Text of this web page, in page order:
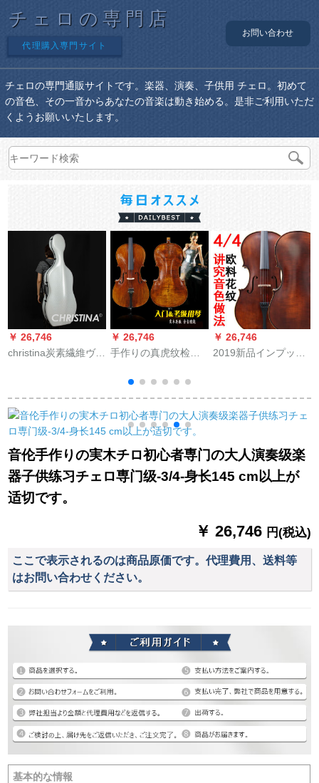
チェロの専門店
代理購入専門サイト
お問い合わせ
チェロの専門通販サイトです。楽器、演奏、子供用 チェロ。初めて
の音色、その一音からあなたの音楽は動き始める。是非ご利用いただ
くようお願いいたします。
￥ 26,746
christina炭素繊維ヴィ
ゲルケスCB 06-44
￥ 26,746
手作りの真虎纹检定
童楽器4/4チェロを演
奏します。
￥ 26,746
2019新品インプット
級全手作業入門大人
テスト1/44マット4/4
模様は音色のつくり
方になっています。
音伦手作りの実木チロ初心者専门の大人演奏级楽
器子供练习チェロ専门级-3/4-身长145 cm以上が
适切です。
￥ 26,746 円(税込)
ここで表示されるのは商品原価です。代理費用、送料等
はお問い合わせください。
基本的な情報